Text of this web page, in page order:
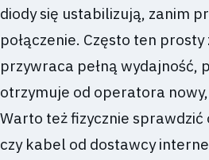
diody się ustabilizują, zanim
połączenie. Często ten prosty
przywraca pełną wydajność,
otrzymuje od operatora nowy,
Warto też fizycznie
czy kabel od dostawcy